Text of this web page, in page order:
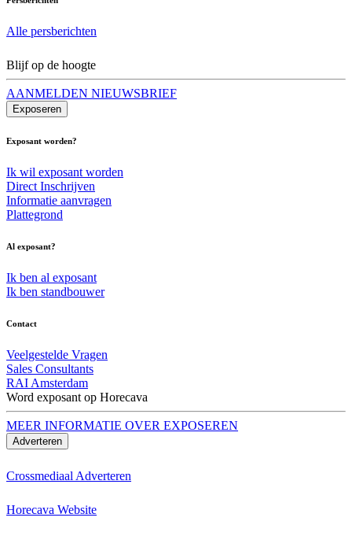
Alle persberichten
Blijf op de hoogte
AANMELDEN NIEUWSBRIEF
Exposeren
Exposant worden?
Ik wil exposant worden
Direct Inschrijven
Informatie aanvragen
Plattegrond
Al exposant?
Ik ben al exposant
Ik ben standbouwer
Contact
Veelgestelde Vragen
Sales Consultants
RAI Amsterdam
Word exposant op Horecava
MEER INFORMATIE OVER EXPOSEREN
Adverteren
Crossmediaal Adverteren
Horecava Website